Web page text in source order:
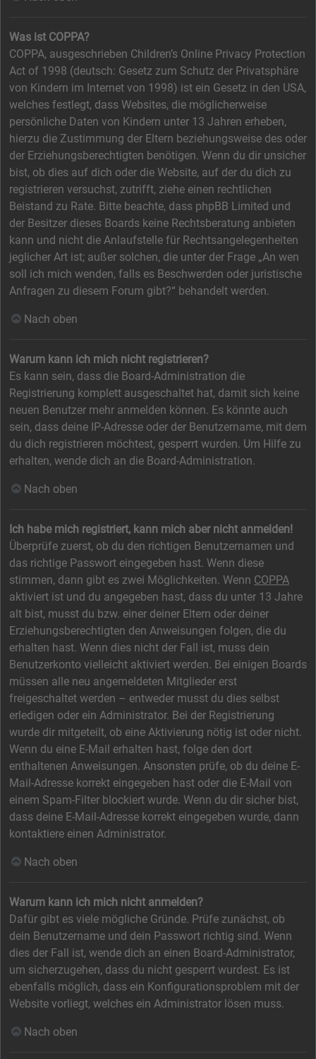
Was ist COPPA?
COPPA, ausgeschrieben Children’s Online Privacy Protection
Act of 1998 (deutsch: Gesetz zum Schutz der Privatsphäre
von Kindern im Internet von 1998) ist ein Gesetz in den USA,
welches festlegt, dass Websites, die möglicherweise
persönliche Daten von Kindern unter 13 Jahren erheben,
hierzu die Zustimmung der Eltern beziehungsweise des oder
der Erziehungsberechtigten benötigen. Wenn du dir unsicher
bist, ob dies auf dich oder die Website, auf der du dich zu
registrieren versuchst, zutrifft, ziehe einen rechtlichen
Beistand zu Rate. Bitte beachte, dass phpBB Limited und
der Besitzer dieses Boards keine Rechtsberatung anbieten
kann und nicht die Anlaufstelle für Rechtsangelegenheiten
jeglicher Art ist; außer solchen, die unter der Frage „An wen
soll ich mich wenden, falls es Beschwerden oder juristische
Anfragen zu diesem Forum gibt?“ behandelt werden.
Nach oben
Warum kann ich mich nicht registrieren?
Es kann sein, dass die Board-Administration die
Registrierung komplett ausgeschaltet hat, damit sich keine
neuen Benutzer mehr anmelden können. Es könnte auch
sein, dass deine IP-Adresse oder der Benutzername, mit dem
du dich registrieren möchtest, gesperrt wurden. Um Hilfe zu
erhalten, wende dich an die Board-Administration.
Nach oben
Ich habe mich registriert, kann mich aber nicht anmelden!
Überprüfe zuerst, ob du den richtigen Benutzernamen und
das richtige Passwort eingegeben hast. Wenn diese
stimmen, dann gibt es zwei Möglichkeiten. Wenn COPPA
aktiviert ist und du angegeben hast, dass du unter 13 Jahre
alt bist, musst du bzw. einer deiner Eltern oder deiner
Erziehungsberechtigten den Anweisungen folgen, die du
erhalten hast. Wenn dies nicht der Fall ist, muss dein
Benutzerkonto vielleicht aktiviert werden. Bei einigen Boards
müssen alle neu angemeldeten Mitglieder erst
freigeschaltet werden – entweder musst du dies selbst
erledigen oder ein Administrator. Bei der Registrierung
wurde dir mitgeteilt, ob eine Aktivierung nötig ist oder nicht.
Wenn du eine E-Mail erhalten hast, folge den dort
enthaltenen Anweisungen. Ansonsten prüfe, ob du deine E-
Mail-Adresse korrekt eingegeben hast oder die E-Mail von
einem Spam-Filter blockiert wurde. Wenn du dir sicher bist,
dass deine E-Mail-Adresse korrekt eingegeben wurde, dann
kontaktiere einen Administrator.
Nach oben
Warum kann ich mich nicht anmelden?
Dafür gibt es viele mögliche Gründe. Prüfe zunächst, ob
dein Benutzername und dein Passwort richtig sind. Wenn
dies der Fall ist, wende dich an einen Board-Administrator,
um sicherzugehen, dass du nicht gesperrt wurdest. Es ist
ebenfalls möglich, dass ein Konfigurationsproblem mit der
Website vorliegt, welches ein Administrator lösen muss.
Nach oben